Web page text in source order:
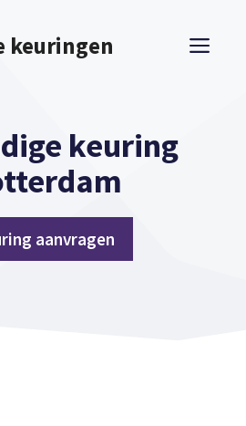
keuringen
keuring
aanvragen